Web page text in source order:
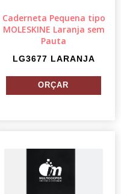
Caderneta Pequena tipo
MOLESKINE Laranja sem
Pauta
LG3677 LARANJA